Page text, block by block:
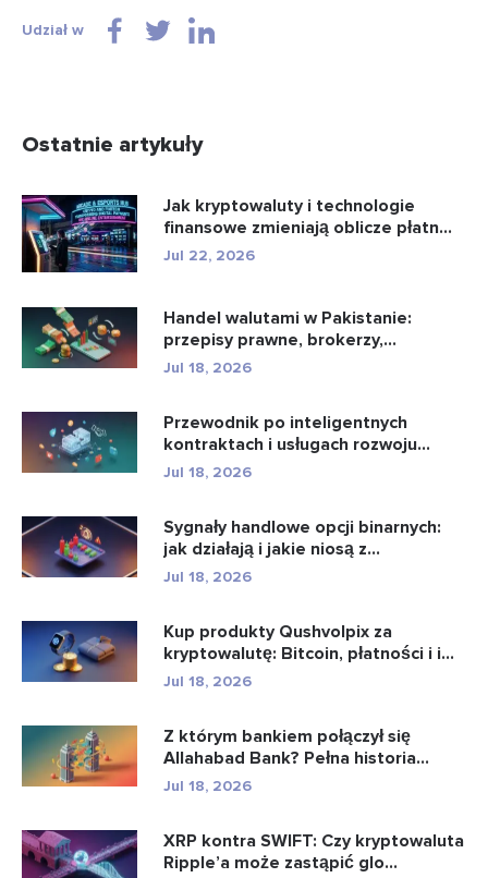
Udział w
Ostatnie artykuły
Jak kryptowaluty i technologie
finansowe zmieniają oblicze płatn...
Jul 22, 2026
Handel walutami w Pakistanie:
przepisy prawne, brokerzy,
aplikacje...
Jul 18, 2026
Przewodnik po inteligentnych
kontraktach i usługach rozwoju
intel...
Jul 18, 2026
Sygnały handlowe opcji binarnych:
jak działają i jakie niosą z...
Jul 18, 2026
Kup produkty Qushvolpix za
kryptowalutę: Bitcoin, płatności i i...
Jul 18, 2026
Z którym bankiem połączył się
Allahabad Bank? Pełna historia...
Jul 18, 2026
XRP kontra SWIFT: Czy kryptowaluta
Ripple’a może zastąpić glo...